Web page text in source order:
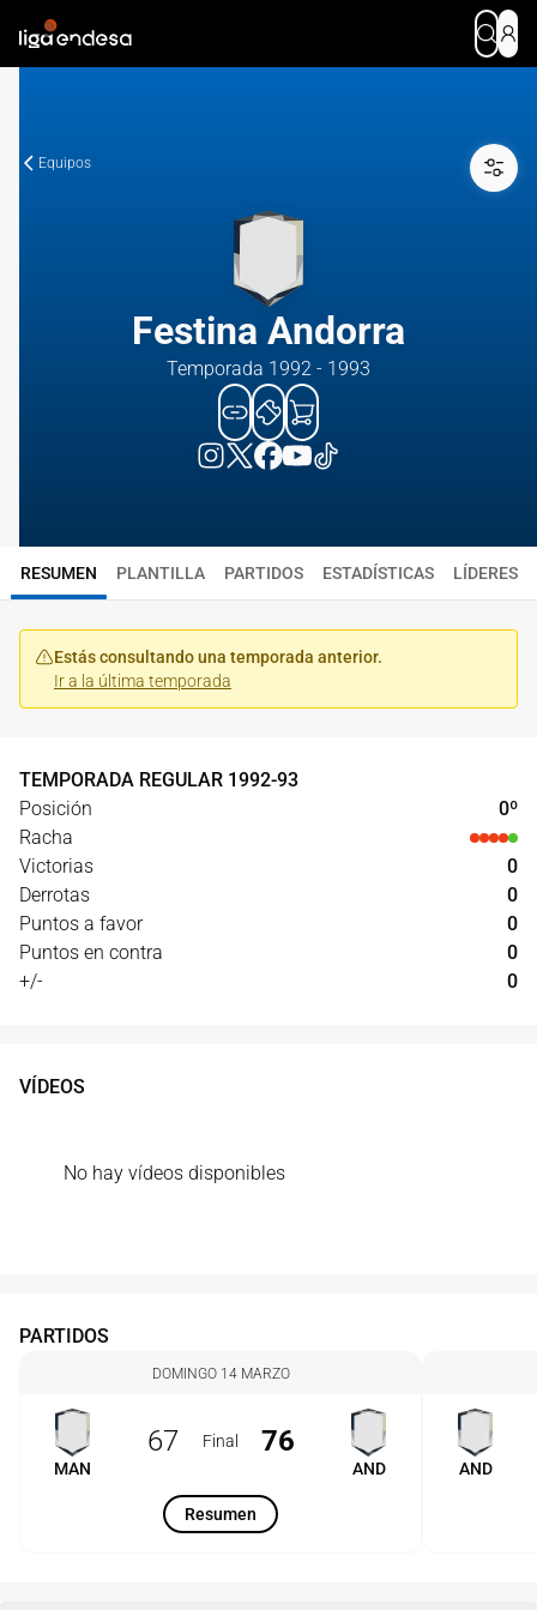
Equipos
Festina Andorra
Temporada 1992 - 1993
RESUMEN PLANTILLA PARTIDOS ESTADÍSTICAS LÍDERES
Estás consultando una temporada anterior.
Ir a la última temporada
TEMPORADA REGULAR 1992-93
Posición
0º
Racha
Victorias
0
Derrotas
0
Puntos a favor
0
Puntos en contra
0
+/-
0
VÍDEOS
No hay vídeos disponibles
PARTIDOS
DOMINGO 14 MARZO
MAN
67 Final 76
AND
Resumen
AND